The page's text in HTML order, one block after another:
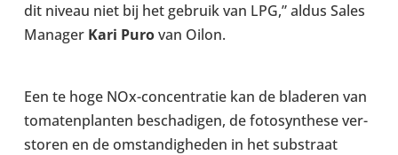
dit niveau niet bij het gebruik van LPG,” aldus Sales
Manager Kari Purovan Oilon.
Een te hoge NOx-​concentratie kan de bladeren van
tomaten­planten beschadi­gen, de foto­syn­these ver­
storen en de omstandigheden in het sub­straat